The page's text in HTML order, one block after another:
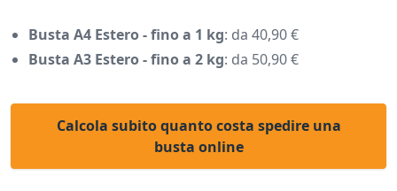
Busta A4 Estero - fino a 1 kg: da 40,90 €
Busta A3 Estero - fino a 2 kg: da 50,90 €
Calcola subito quanto costa spedire una
busta online